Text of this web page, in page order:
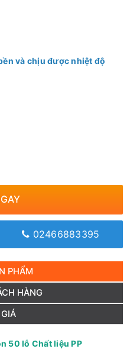
và chịu được nhiệt độ
02466883395
PHẨM
HÀNG
50 lỗ Chất liệu PP